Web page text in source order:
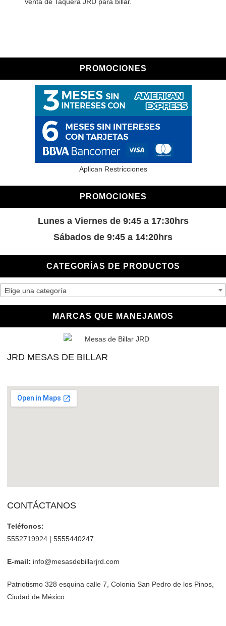
PROMOCIONES
Aplican Restricciones
PROMOCIONES
Lunes a Viernes de 9:45 a 17:30hrs
Sábados de 9:45 a 14:20hrs
CATEGORÍAS DE PRODUCTOS
Elige una categoría
MARCAS QUE MANEJAMOS
JRD MESAS DE BILLAR
CONTÁCTANOS
Teléfonos:
5552719924 | 5555440247
E-mail: info@mesasdebillarjrd.com
Patriotismo 328 esquina calle 7, Colonia San Pedro de los Pinos,
Ciudad de México